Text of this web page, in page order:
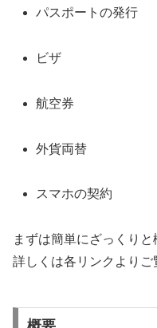
パスポートの発行
ビザ
航空券
外貨両替
スマホの契約
まずは簡単にざっくりと
詳しくは各リンクよりご